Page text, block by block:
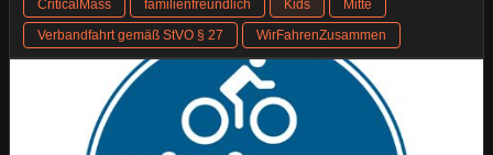
CriticalMass familienfreundlich Kids
Mitte
Verbandfahrt gemäß StVO § 27
WirFahrenZusammen